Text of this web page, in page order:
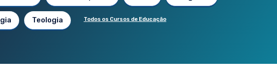
Teologia Todos os Cursos de Educação